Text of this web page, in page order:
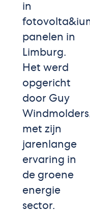
in
panelen in
Limburg.
Het werd
opgericht
door Guy
met zijn
jarenlange
ervaring in
de groene
energie
sector.